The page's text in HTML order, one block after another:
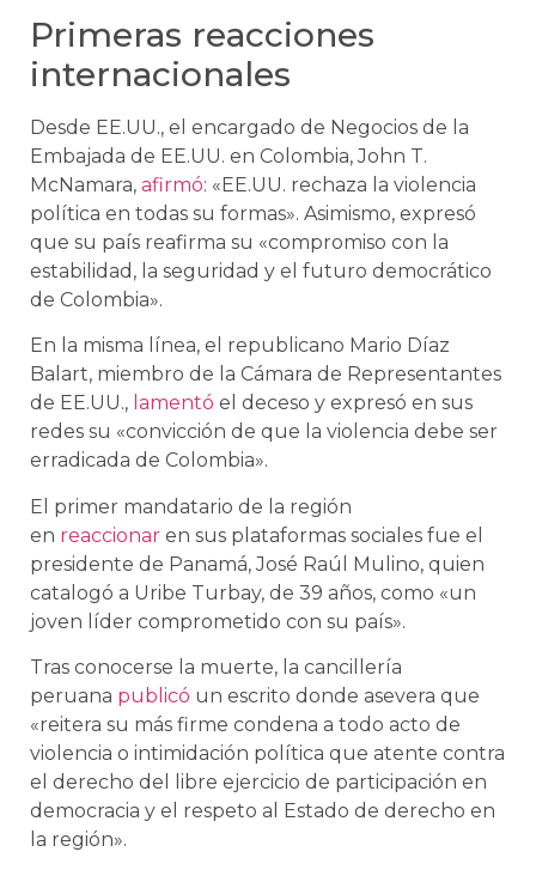
Primeras reacciones
internacionales
Desde EE.UU., el encargado de Negocios de la
Embajada de EE.UU. en Colombia, John T.
McNamara, afirmó: «EE.UU. rechaza la violencia
política en todas su formas». Asimismo, expresó
que su país reafirma su «compromiso con la
estabilidad, la seguridad y el futuro democrático
de Colombia».
En la misma línea, el republicano Mario Díaz
Balart, miembro de la Cámara de Representantes
de EE.UU., lamentó el deceso y expresó en sus
redes su «convicción de que la violencia debe ser
erradicada de Colombia».
El primer mandatario de la región
en reaccionar en sus plataformas sociales fue el
presidente de Panamá, José Raúl Mulino, quien
catalogó a Uribe Turbay, de 39 años, como «un
joven líder comprometido con su país».
Tras conocerse la muerte, la cancillería
peruana publicó un escrito donde asevera que
«reitera su más firme condena a todo acto de
violencia o intimidación política que atente contra
el derecho del libre ejercicio de participación en
democracia y el respeto al Estado de derecho en
la región».